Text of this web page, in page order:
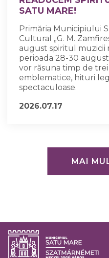
SATU MARE!
Primăria Municipiului
Cultural „G. M.
august spiritul muzicii
perioada 28-30
vor răsuna timp de
emblematice, hituri
spectaculoase.
2026.07.17
MAI